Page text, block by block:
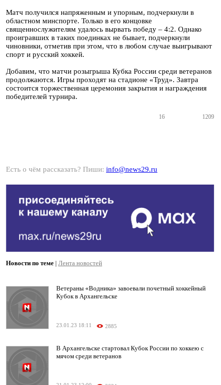
Матч получился напряженным и упорным, подчеркнули в
областном минспорте. Только в его концовке
священнослужителям удалось вырвать победу – 4:2. Однако
проигравших в таких поединках не бывает, подчеркнули
чиновники, отметив при этом, что в любом случае выигрывают
спорт и русский хоккей.
Добавим, что матчи розыгрыша Кубка России среди ветеранов
продолжаются. Игры проходят на стадионе «Труд». Завтра
состоится торжественная церемония закрытия и награждения
победителей турнира.
16 1209
Есть о чём рассказать? Пиши: info@news29.ru
Новости по теме | Лента новостей
Ветераны «Водника» завоевали почетный хоккейный
Кубок в Архангельске
23.01.23 18:11 2885
В Архангельске стартовал Кубок России по хоккею с
мячом среди ветеранов